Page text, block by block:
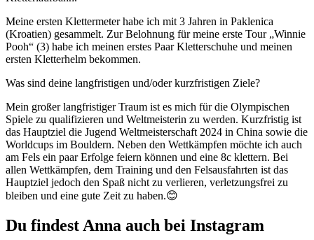
Meine ersten Klettermeter habe ich mit 3 Jahren in Paklenica
(Kroatien) gesammelt. Zur Belohnung für meine erste Tour „Winnie
Pooh“ (3) habe ich meinen erstes Paar Kletterschuhe und meinen
ersten Kletterhelm bekommen.
Was sind deine langfristigen und/oder kurzfristigen Ziele?
Mein großer langfristiger Traum ist es mich für die Olympischen
Spiele zu qualifizieren und Weltmeisterin zu werden. Kurzfristig ist
das Hauptziel die Jugend Weltmeisterschaft 2024 in China sowie die
Worldcups im Bouldern. Neben den Wettkämpfen möchte ich auch
am Fels ein paar Erfolge feiern können und eine 8c klettern. Bei
allen Wettkämpfen, dem Training und den Felsausfahrten ist das
Hauptziel jedoch den Spaß nicht zu verlieren, verletzungsfrei zu
bleiben und eine gute Zeit zu haben.😊
Du findest Anna auch bei Instagram